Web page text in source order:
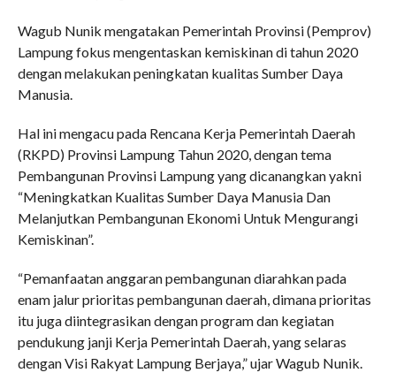
Wagub Nunik mengatakan Pemerintah Provinsi (Pemprov)
Lampung fokus mengentaskan kemiskinan di tahun 2020
dengan melakukan peningkatan kualitas Sumber Daya
Manusia.
Hal ini mengacu pada Rencana Kerja Pemerintah Daerah
(RKPD) Provinsi Lampung Tahun 2020, dengan tema
Pembangunan Provinsi Lampung yang dicanangkan yakni
“Meningkatkan Kualitas Sumber Daya Manusia Dan
Melanjutkan Pembangunan Ekonomi Untuk Mengurangi
Kemiskinan”.
“Pemanfaatan anggaran pembangunan diarahkan pada
enam jalur prioritas pembangunan daerah, dimana prioritas
itu juga diintegrasikan dengan program dan kegiatan
pendukung janji Kerja Pemerintah Daerah, yang selaras
dengan Visi Rakyat Lampung Berjaya,” ujar Wagub Nunik.